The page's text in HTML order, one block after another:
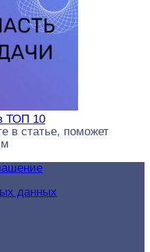
ТОП 10
в статье, поможет
данных